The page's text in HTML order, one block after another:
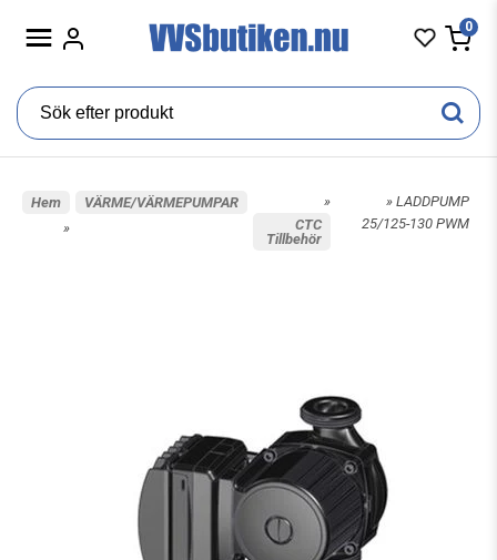
0
Hem
»
VÄRME/VÄRMEPUMPAR
»
CTC
Tillbehör
» LADDPUMP
25/125-130 PWM